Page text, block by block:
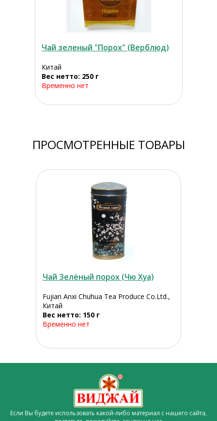
Чай зеленый "Порох" (Верблюд)
Китай
Вес нетто: 250 г
Временно нет
ПРОСМОТРЕННЫЕ ТОВАРЫ
Чай Зелёный порох (Чю Хуа)
Fujian Anxi Chuhua Tea Produce Co.Ltd.,
Китай
Вес нетто: 150 г
Временно нет
Если Вы будете использовать какой-либо материал с нашего сайта,